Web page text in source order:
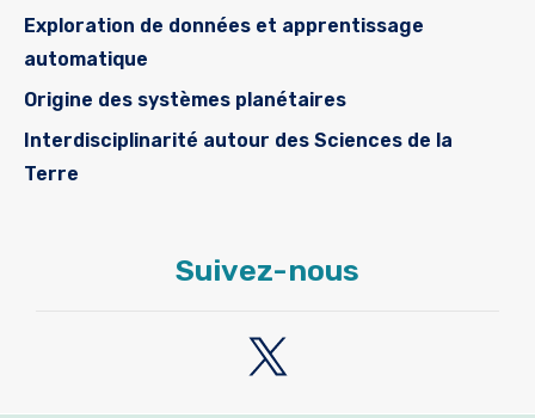
Exploration de données et apprentissage
automatique
Origine des systèmes planétaires
Interdisciplinarité autour des Sciences de la
Terre
Suivez-nous